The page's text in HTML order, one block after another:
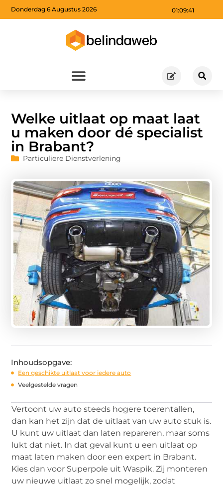
01:09:42
Donderdag 6 Augustus 2026
Welke uitlaat op maat laat
u maken door dé specialist
in Brabant?
Particuliere Dienstverlening
Inhoudsopgave:
Een geschikte uitlaat voor iedere auto
Veelgestelde vragen
Vertoont uw auto steeds hogere toerentallen,
dan kan het zijn dat de uitlaat van uw auto stuk is.
U kunt uw uitlaat dan laten repareren, maar soms
lukt dat niet. In dat geval kunt u een uitlaat op
maat laten maken door een expert in Brabant.
Kies dan voor Superpole uit Waspik. Zij monteren
uw nieuwe uitlaat zo snel mogelijk, zodat